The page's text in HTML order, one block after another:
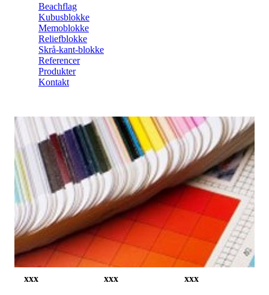
Beachflag
Kubusblokke
Memoblokke
Reliefblokke
Skrå-kant-blokke
Referencer
Produkter
Kontakt
xxx xxx xxx